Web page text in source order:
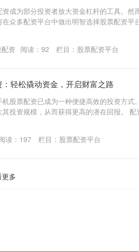
成为部分投资者放大资金杠杆的工具。然
众多配资平台中做出明智选择股票配资平
资 阅读： 92 栏目： 股票配资平台
轻松撬动资金，开启财富之路
股票配资已成为一种便捷高效的投资方式
投资规模，从而获得更高的潜在回报。 配
读： 197 栏目： 股票配资平台
多